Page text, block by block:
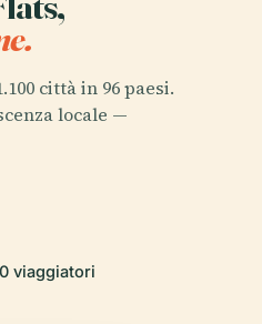
città in 96 paesi.
locale —
viaggiatori